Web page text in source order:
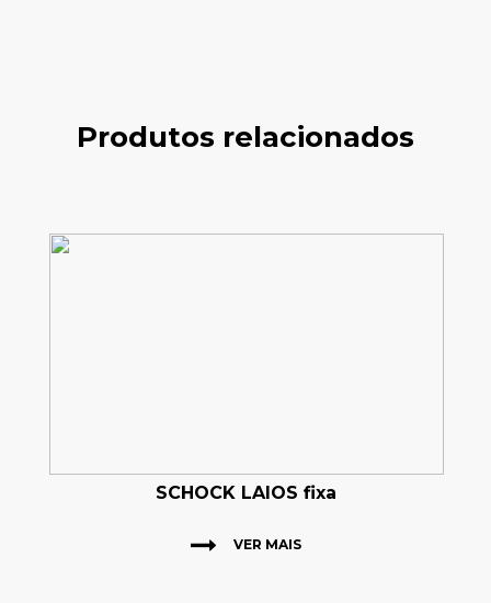
Produtos relacionados
SCHOCK LAIOS fixa
VER MAIS